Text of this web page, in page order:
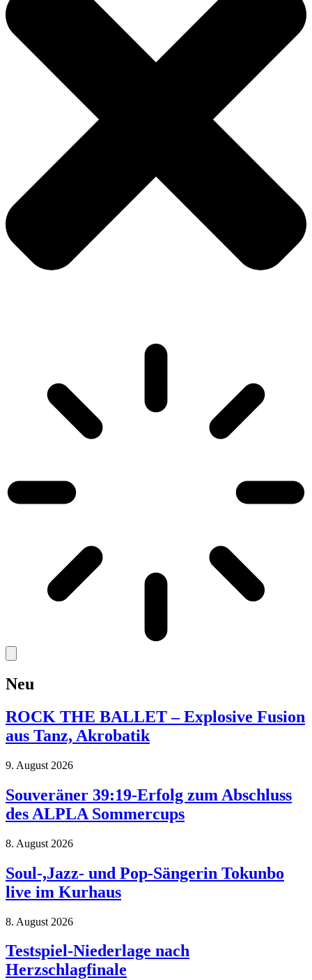
Neu
ROCK THE BALLET – Explosive Fusion
aus Tanz, Akrobatik
9. August 2026
Souveräner 39:19-Erfolg zum Abschluss
des ALPLA Sommercups
8. August 2026
Soul-,Jazz- und Pop-Sängerin Tokunbo
live im Kurhaus
8. August 2026
Testspiel-Niederlage nach
Herzschlagfinale